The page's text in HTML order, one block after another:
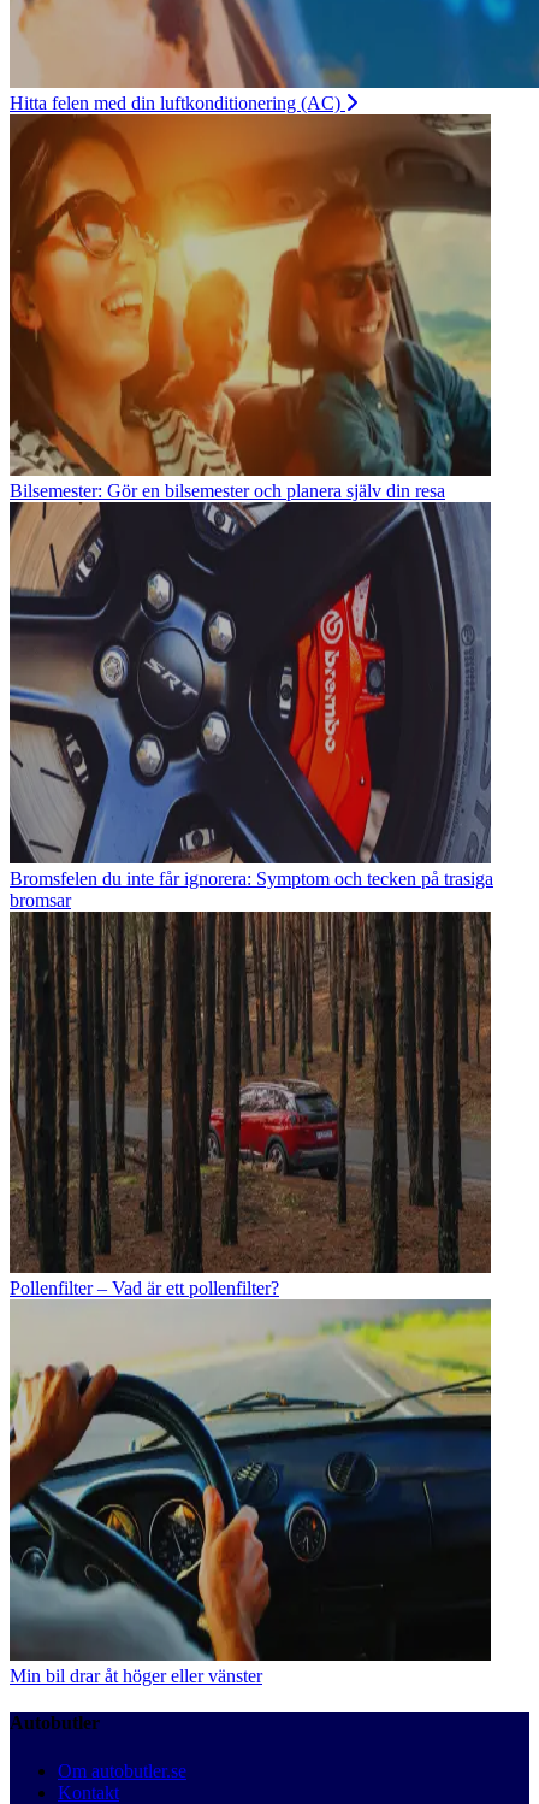
Hitta felen med din luftkonditionering (AC)
Bilsemester: Gör en bilsemester och planera själv din resa
Bromsfelen du inte får ignorera: Symptom och tecken på trasiga
bromsar
Pollenfilter – Vad är ett pollenfilter?
Min bil drar åt höger eller vänster
Autobutler
Om autobutler.se
Kontakt